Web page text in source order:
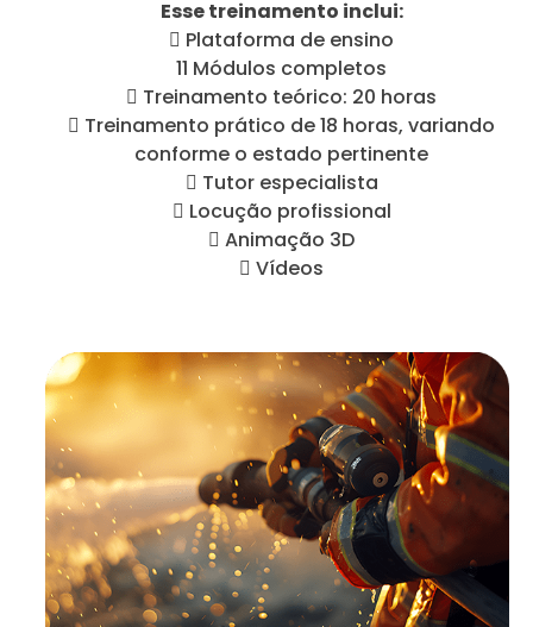
Esse treinamento inclui:
 Plataforma de ensino
11 Módulos completos
 Treinamento teórico: 20 horas
 Treinamento prático de 18 horas, variando
conforme o estado pertinente
 Tutor especialista
 Locução profissional
 Animação 3D
 Vídeos